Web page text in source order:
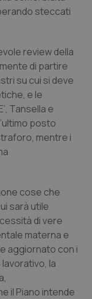
steccati
reviewdella
di partire
su cui si deve
e le
Tansella e
posto
mentre i
cose che
sarà utile
di vere
materna e
aggiornato con i
la
il Piano intende